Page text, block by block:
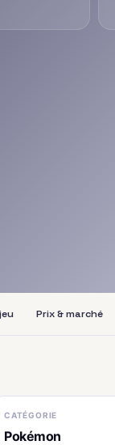
Prix & marché
CATÉGORIE
Pokémon